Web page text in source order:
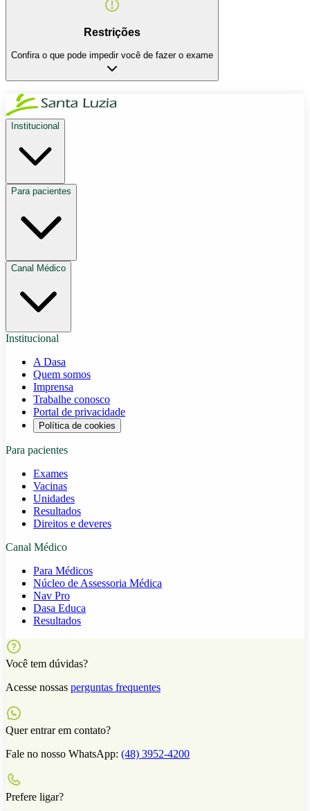
Restrições
Confira o que pode impedir você de fazer o exame
Institucional
Para pacientes
Canal Médico
Institucional
A Dasa
Quem somos
Imprensa
Trabalhe conosco
Portal de privacidade
Política de cookies
Para pacientes
Exames
Vacinas
Unidades
Resultados
Direitos e deveres
Canal Médico
Para Médicos
Núcleo de Assessoria Médica
Nav Pro
Dasa Educa
Resultados
Você tem dúvidas?
Acesse nossas perguntas frequentes
Quer entrar em contato?
Fale no nosso WhatsApp: (48) 3952-4200
Prefere ligar?